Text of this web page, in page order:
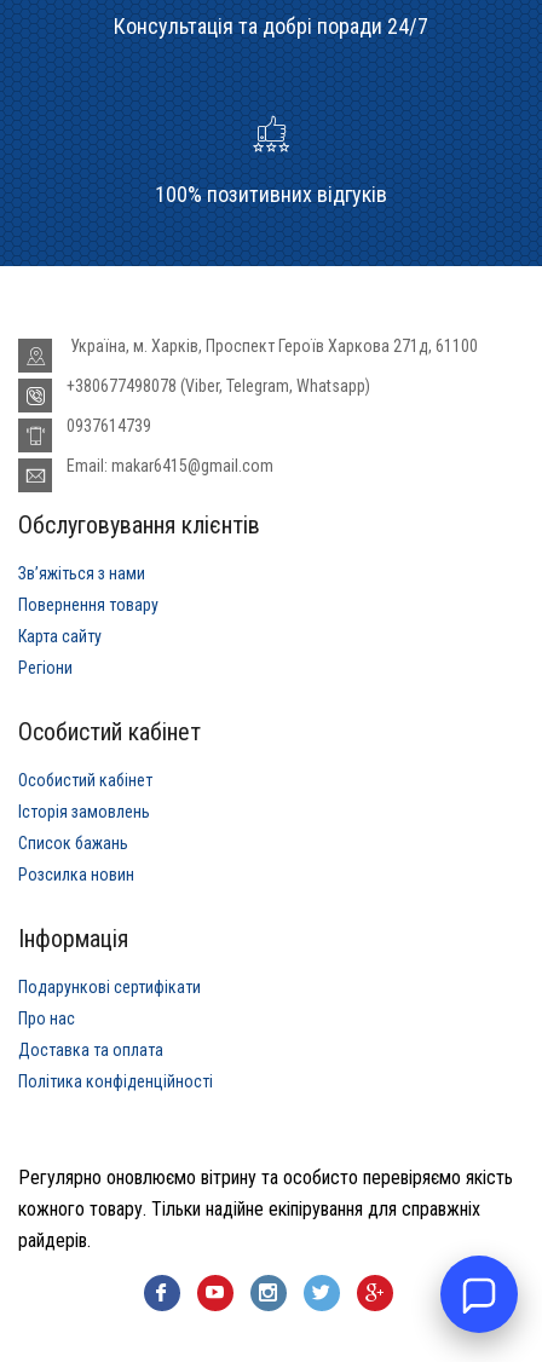
Консультація та добрі поради 24/7
100% позитивних відгуків
Україна, м. Харків, Проспект Героїв Харкова 271д, 61100
+380677498078 (Viber, Telegram, Whatsapp)
0937614739
Email: makar6415@gmail.com
Обслуговування клієнтів
Звʼяжіться з нами
Повернення товару
Карта сайту
Регіони
Особистий кабінет
Особистий кабінет
Історія замовлень
Список бажань
Розсилка новин
Інформація
Подарункові сертифікати
Про нас
Доставка та оплата
Політика конфіденційності
Регулярно оновлюємо вітрину та особисто перевіряємо якість
кожного товару. Тільки надійне екіпірування для справжніх
райдерів.